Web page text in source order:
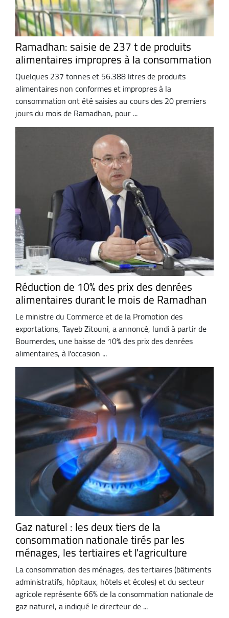
Ramadhan: saisie de 237 t de produits
alimentaires impropres à la consommation
Quelques 237 tonnes et 56.388 litres de produits
alimentaires non conformes et impropres à la
consommation ont été saisies au cours des 20 premiers
jours du mois de Ramadhan, pour ...
Réduction de 10% des prix des denrées
alimentaires durant le mois de Ramadhan
Le ministre du Commerce et de la Promotion des
exportations, Tayeb Zitouni, a annoncé, lundi à partir de
Boumerdes, une baisse de 10% des prix des denrées
alimentaires, à l'occasion ...
Gaz naturel : les deux tiers de la
consommation nationale tirés par les
ménages, les tertiaires et l'agriculture
La consommation des ménages, des tertiaires (bâtiments
administratifs, hôpitaux, hôtels et écoles) et du secteur
agricole représente 66% de la consommation nationale de
gaz naturel, a indiqué le directeur de ...